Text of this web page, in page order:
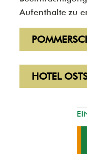
Aufenthalte zu
HOTEL